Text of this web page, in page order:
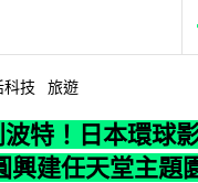
科技 旅遊
特！日本環球
建任天堂主題